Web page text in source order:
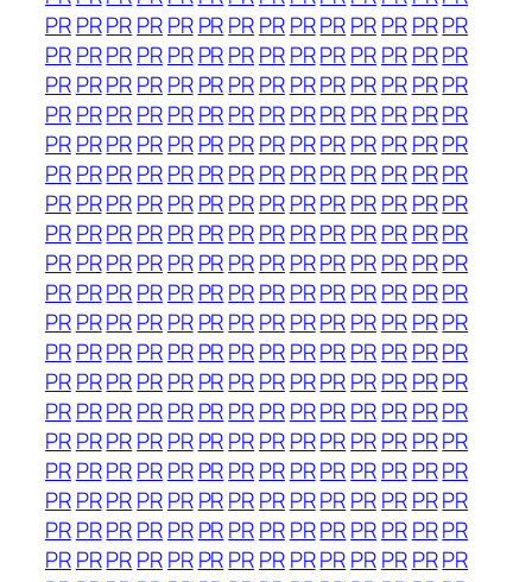
PRPRPRPRPR PRPRPRPRPRPRPR PRPR
PRPRPRPRPR PRPRPRPRPRPRPR PRPR
PRPRPRPRPR PRPRPRPRPRPRPR PRPR
PRPRPRPRPR PRPRPRPRPRPRPR PRPR
PRPRPRPRPR PRPRPRPRPRPRPR PRPR
PRPRPRPRPR PRPRPRPRPRPRPR PRPR
PRPRPRPRPR PRPRPRPRPRPRPR PRPR
PRPRPRPRPR PRPRPRPRPRPRPR PRPR
PRPRPRPRPR PRPRPRPRPRPRPR PRPR
PRPRPRPRPR PRPRPRPRPRPRPR PRPR
PRPRPRPRPR PRPRPRPRPRPRPR PRPR
PRPRPRPRPR PRPRPRPRPRPRPR PRPR
PRPRPRPRPR PRPRPRPRPRPRPR PRPR
PRPRPRPRPR PRPRPRPRPRPRPR PRPR
PRPRPRPRPR PRPRPRPRPRPRPR PRPR
PRPRPRPRPR PRPRPRPRPRPRPR PRPR
PRPRPRPRPR PRPRPRPRPRPRPR PRPR
PRPRPRPRPR PRPRPRPRPRPRPR PRPR
PRPRPRPRPR PRPRPRPRPRPRPR PRPR